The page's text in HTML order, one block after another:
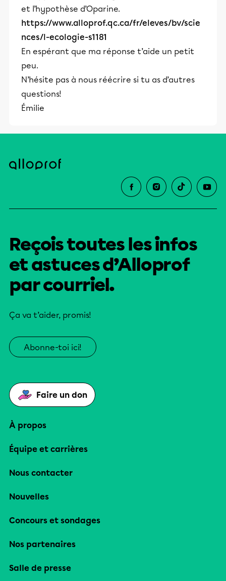
et l’hypothèse d’Oparine.
https://www.alloprof.qc.ca/fr/eleves/bv/scie
nces/l-ecologie-s1181
En espérant que ma réponse t’aide un petit
peu.
N’hésite pas à nous réécrire si tu as d’autres
questions!
Émilie
Reçois toutes les infos
et astuces d’Alloprof
par courriel.
Ça va t’aider, promis!
Abonne-toi ici!
Faire un don
À propos
Équipe et carrières
Nous contacter
Nouvelles
Concours et sondages
Nos partenaires
Salle de presse